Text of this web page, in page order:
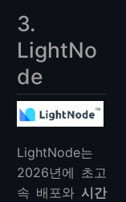
3.
LightNo
de
LightNode는
2026년에 초고
속 배포와 시간